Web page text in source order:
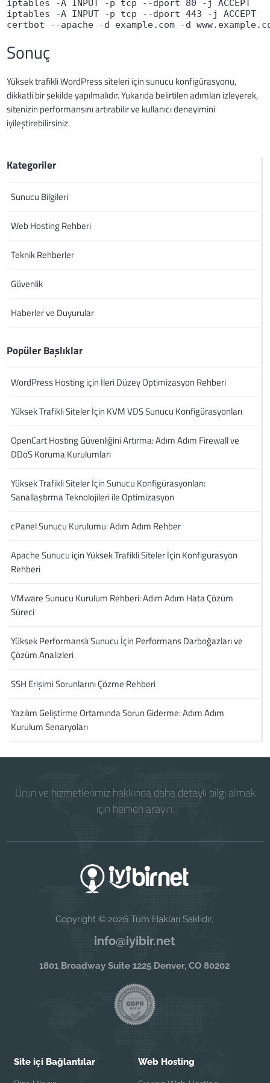
iptables -A INPUT -p tcp --dport 80 -j ACCEPT
iptables -A INPUT -p tcp --dport 443 -j ACCEPT
certbot --apache -d example.com -d
Sonuç
Yüksek trafikli WordPress siteleri için sunucu konfigürasyonu,
dikkatli bir şekilde yapılmalıdır. Yukarıda belirtilen adımları izleyerek,
sitenizin performansını artırabilir ve kullanıcı deneyimini
iyileştirebilirsiniz.
Kategoriler
Sunucu Bilgileri
Web Hosting Rehberi
Teknik Rehberler
Güvenlik
Haberler ve Duyurular
Popüler Başlıklar
WordPress Hosting için İleri Düzey Optimizasyon Rehberi
Yüksek Trafikli Siteler İçin KVM VDS Sunucu Konfigürasyonları
OpenCart Hosting Güvenliğini Artırma: Adım Adım Firewall ve
DDoS Koruma Kurulumları
Yüksek Trafikli Siteler İçin Sunucu Konfigürasyonları:
Sanallaştırma Teknolojileri ile Optimizasyon
cPanel Sunucu Kurulumu: Adım Adım Rehber
Apache Sunucu için Yüksek Trafikli Siteler İçin Konfigurasyon
Rehberi
VMware Sunucu Kurulum Rehberi: Adım Adım Hata Çözüm
Süreci
Yüksek Performanslı Sunucu İçin Performans Darboğazları ve
Çözüm Analizleri
SSH Erişimi Sorunlarını Çözme Rehberi
Yazılım Geliştirme Ortamında Sorun Giderme: Adım Adım
Kurulum Senaryoları
Ürün ve hizmetlerimiz hakkında daha detaylı bilgi almak
için hemen arayın.
Copyright © 2026 Tüm Hakları Saklıdır.
info@iyibir.net
1801 Broadway Suite 1225 Denver, CO 80202
Site içi Bağlantılar Web Hosting